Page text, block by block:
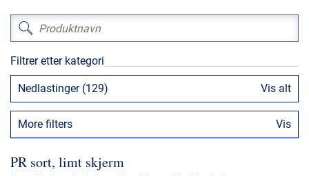
Lavspenning
Høyspenningskabeltilbehør
Mellomspenningskabeltilbehør
Referanser
Nedlastinger
Presse og arrangementer
Filtrer etter kategori
Nedlastinger (129) Vis alt
More filters Vis
PR sort, limt skjerm